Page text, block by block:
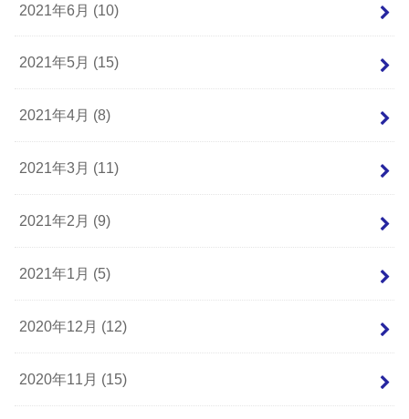
2021年6月 (10)
2021年5月 (15)
2021年4月 (8)
2021年3月 (11)
2021年2月 (9)
2021年1月 (5)
2020年12月 (12)
2020年11月 (15)